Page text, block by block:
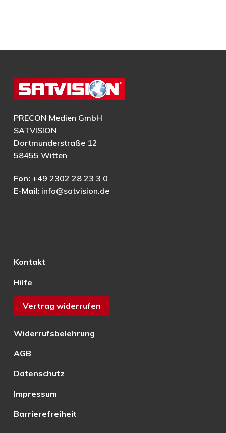
PRECON Medien GmbH
SATVISION
Dortmunderstraße 12
58455 Witten
Fon: +49 2302 28 23 3 0
E-Mail: info@satvision.de
Kontakt
Hilfe
Vertrag widerrufen
Widerrufsbelehrung
AGB
Datenschutz
Impressum
Barrierefreiheit